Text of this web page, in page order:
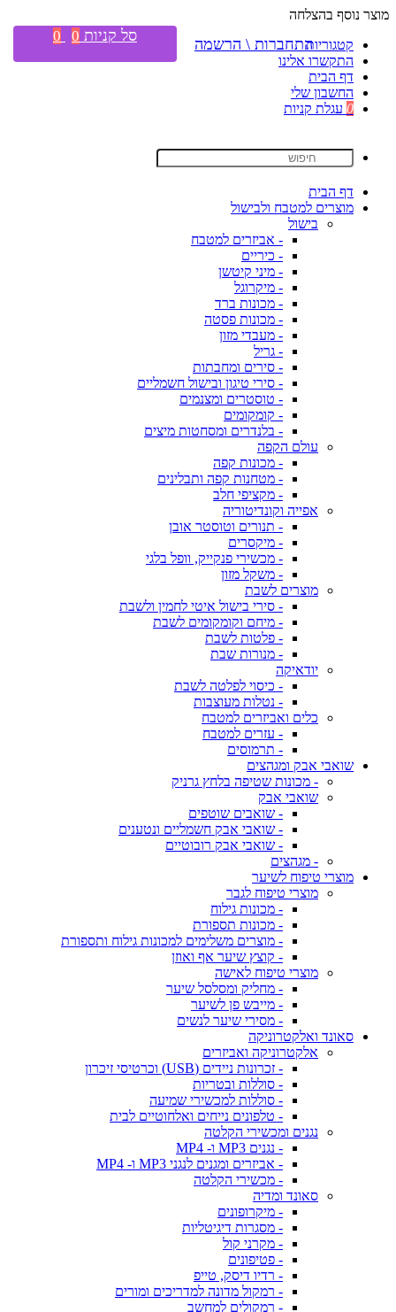
מוצר נוסף בהצלחה
קטגוריות
התקשרו אלינו
דף הבית
החשבון שלי
0 עגלת קניות
דף הבית
מוצרים למטבח ולבישול
בישול
- אביזרים למטבח
- כיריים
- מיני קיטשן
- מיקרוגל
- מכונות ברד
- מכונות פסטה
- מעבדי מזון
- גריל
- סירים ומחבתות
- סירי טיגון ובישול חשמליים
- טוסטרים ומצנמים
- קומקומים
- בלנדרים ומסחטות מיצים
עולם הקפה
- מכונות קפה
- מטחנות קפה ותבלינים
- מקציפי חלב
אפייה וקונדיטוריה
- תנורים וטוסטר אובן
- מיקסרים
- מכשירי פנקייק, וופל בלגי
- משקל מזון
מוצרים לשבת
- סירי בישול איטי לחמין ולשבת
- מיחם וקומקומים לשבת
- פלטות לשבת
- מנורות שבת
יודאיקה
- כיסוי לפלטה לשבת
- נטלות מעוצבות
כלים ואביזרים למטבח
- עזרים למטבח
- תרמוסים
שואבי אבק ומגהצים
- מכונות שטיפה בלחץ גרניק
שואבי אבק
- שואבים שוטפים
- שואבי אבק חשמליים ונטענים
- שואבי אבק רובוטיים
- מגהצים
מוצרי טיפוח לשיער
מוצרי טיפוח לגבר
- מכונות גילוח
- מכונות תספורת
- מוצרים משלימים למכונות גילוח ותספורת
- קוצץ שיער אף ואוזן
מוצרי טיפוח לאישה
- מחליק ומסלסל שיער
- מייבש פן לשיער
- מסירי שיער לנשים
סאונד ואלקטרוניקה
אלקטרוניקה ואביזרים
- זכרונות ניידים (USB) וכרטיסי זיכרון
- סוללות ובטריות
- סוללות למכשירי שמיעה
- טלפונים נייחים ואלחוטיים לבית
נגנים ומכשירי הקלטה
- נגנים MP3 ו- MP4
- אביזרים ומגנים לנגני MP3 ו- MP4
- מכשירי הקלטה
סאונד ומדיה
- מיקרופונים
- מסגרות דיגיטליות
- מקרני קול
- פטיפונים
- רדיו דיסק, טייפ
- רמקול מדונה למדריכים ומורים
- רמקולים למחשב
התחברות \ הרשמה סל קניות 0
0